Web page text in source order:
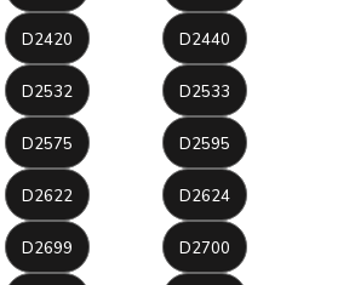
D2420 D2440
D2532 D2533
D2575 D2595
D2622 D2624
D2699 D2700